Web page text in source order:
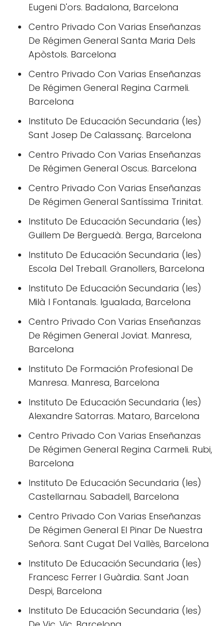
Eugeni D'ors. Badalona, Barcelona
Centro Privado Con Varias Enseñanzas
De Régimen General Santa Maria Dels
Apòstols. Barcelona
Centro Privado Con Varias Enseñanzas
De Régimen General Regina Carmeli.
Barcelona
Instituto De Educación Secundaria (Ies)
Sant Josep De Calassanç. Barcelona
Centro Privado Con Varias Enseñanzas
De Régimen General Oscus. Barcelona
Centro Privado Con Varias Enseñanzas
De Régimen General Santíssima Trinitat.
Instituto De Educación Secundaria (Ies)
Guillem De Berguedà. Berga, Barcelona
Instituto De Educación Secundaria (Ies)
Escola Del Treball. Granollers, Barcelona
Instituto De Educación Secundaria (Ies)
Milà I Fontanals. Igualada, Barcelona
Centro Privado Con Varias Enseñanzas
De Régimen General Joviat. Manresa,
Barcelona
Instituto De Formación Profesional De
Manresa. Manresa, Barcelona
Instituto De Educación Secundaria (Ies)
Alexandre Satorras. Mataro, Barcelona
Centro Privado Con Varias Enseñanzas
De Régimen General Regina Carmeli. Rubi,
Barcelona
Instituto De Educación Secundaria (Ies)
Castellarnau. Sabadell, Barcelona
Centro Privado Con Varias Enseñanzas
De Régimen General El Pinar De Nuestra
Señora. Sant Cugat Del Vallès, Barcelona
Instituto De Educación Secundaria (Ies)
Francesc Ferrer I Guàrdia. Sant Joan
Despi, Barcelona
Instituto De Educación Secundaria (Ies)